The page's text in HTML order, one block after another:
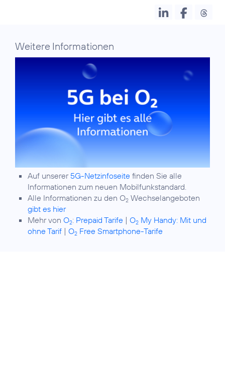
Weitere Informationen
Auf unserer 5G-Netzinfoseite finden Sie alle
Informationen zum neuen Mobilfunkstandard.
Alle Informationen zu den O2 Wechselangeboten
gibt es hier
Mehr von O2: Prepaid Tarife | O2 My Handy: Mit und
ohne Tarif | O2 Free Smartphone-Tarife